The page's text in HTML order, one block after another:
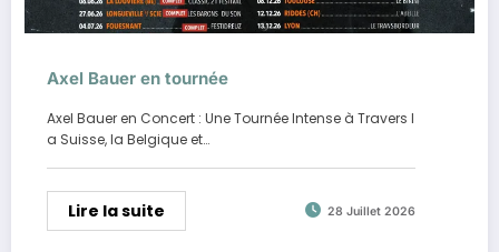
Axel Bauer en tournée
Axel Bauer en Concert : Une Tournée Intense à Travers l
a Suisse, la Belgique et…
Lire la suite 28 Juillet 2026